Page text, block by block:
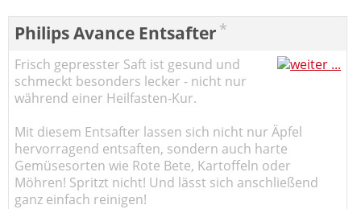
Philips Avance Entsafter *
Frisch gepresster Saft ist gesund und
schmeckt besonders lecker - nicht nur
während einer Heilfasten-Kur.
Mit diesem Entsafter lassen sich nicht nur Äpfel
hervorragend entsaften, sondern auch harte
Gemüsesorten wie Rote Bete, Kartoffeln oder
Möhren! Spritzt nicht! Und lässt sich anschließend
ganz einfach reinigen!